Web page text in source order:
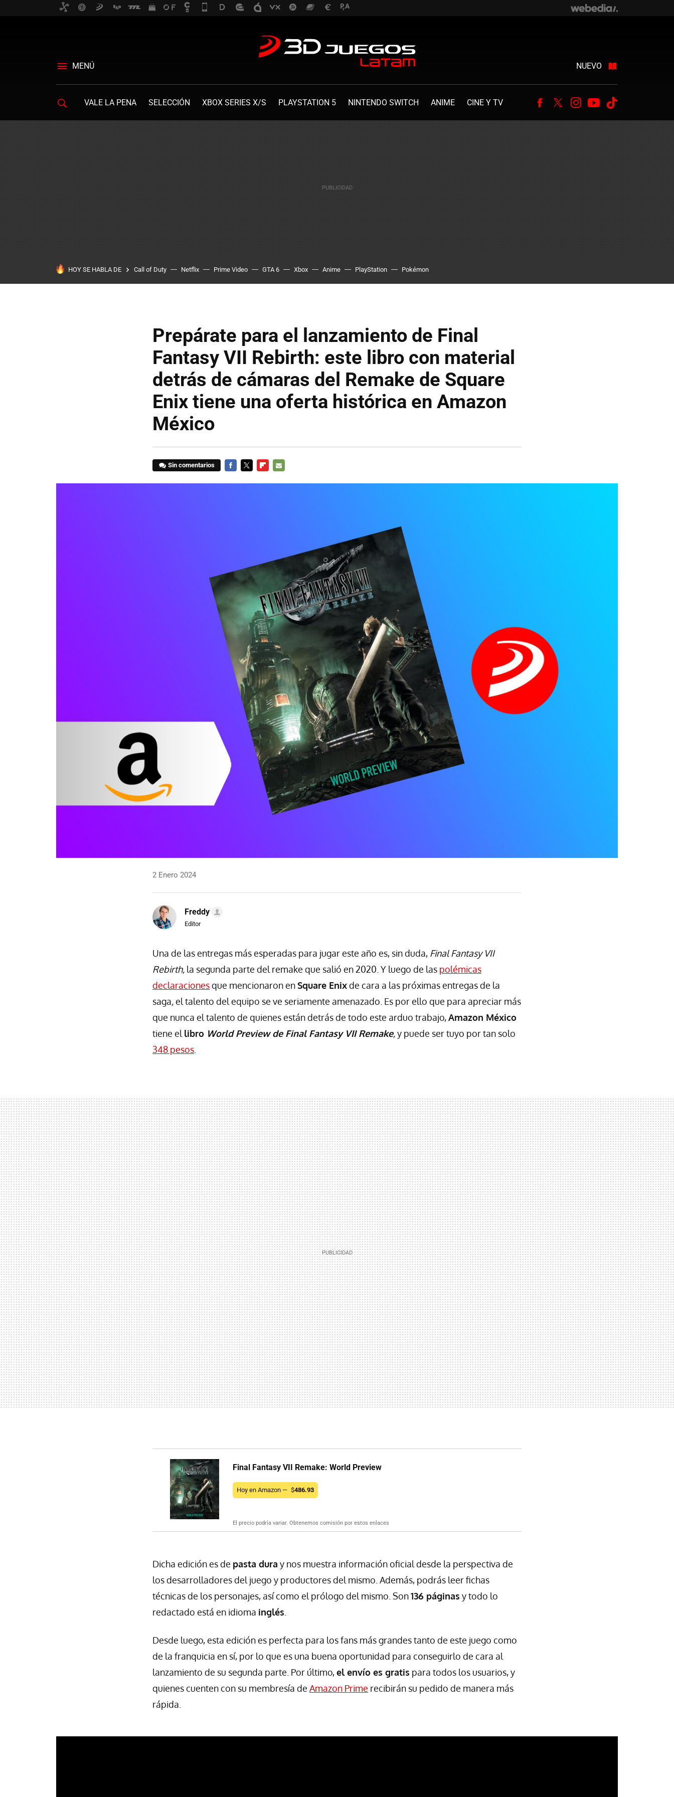
MENÚ NUEVO
VALE LA PENA SELECCIÓN XBOX SERIES X/S PLAYSTATION 5 NINTENDO SWITCH ANIME CINE Y TV Facebook
TwitterInstagram
Youtube
HOY SE HABLA DE Call of Duty Netflix Prime Video GTA 6 Xbox Anime PlayStation Pokémon
Prepárate para el lanzamiento de Final
Fantasy VII Rebirth: este libro con material
detrás de cámaras del Remake de Square
Enix tiene una oferta histórica en Amazon
México
Sin comentarios
2 Enero 2024
Freddy
Editor
Una de las entregas más esperadas para jugar este año es, sin duda, Final Fantasy VII
Rebirth, la segunda parte del remake que salió en 2020. Y luego de las polémicas
declaracionesque mencionaron en Square Enixde cara a las próximas entregas de la
saga,el talento del equipo se ve seriamente amenazado. Es por ello que para apreciar más
que nunca el talento de quienes están detrás de todo este arduo trabajo,Amazon México
tiene el libro World Preview de Final Fantasy VII Remake,y puede ser tuyo por tan solo
348 pesos
Final Fantasy VII Remake: World Preview
Hoy en Amazon — $486.93
El precio podría variar. Obtenemos comisión por estos enlaces
Dicha edición es de pasta dura y nos muestra información oficial desde la perspectiva de
los desarrolladores del juego y productores del mismo. Además, podrás leer fichas
técnicas de los personajes, así como el prólogo del mismo. Son136 páginas y todo lo
redactado está en idioma inglés
Desde luego, esta edición es perfecta para los fans más grandes tanto de este juego como
de la franquicia en sí, por lo que es una buena oportunidad para conseguirlo de cara al
lanzamiento de su segunda parte. Por último,el envío es gratis para todos los usuarios, y
quienes cuenten con su membresía de Amazon Prime recibirán su pedido de manera más
rápida.